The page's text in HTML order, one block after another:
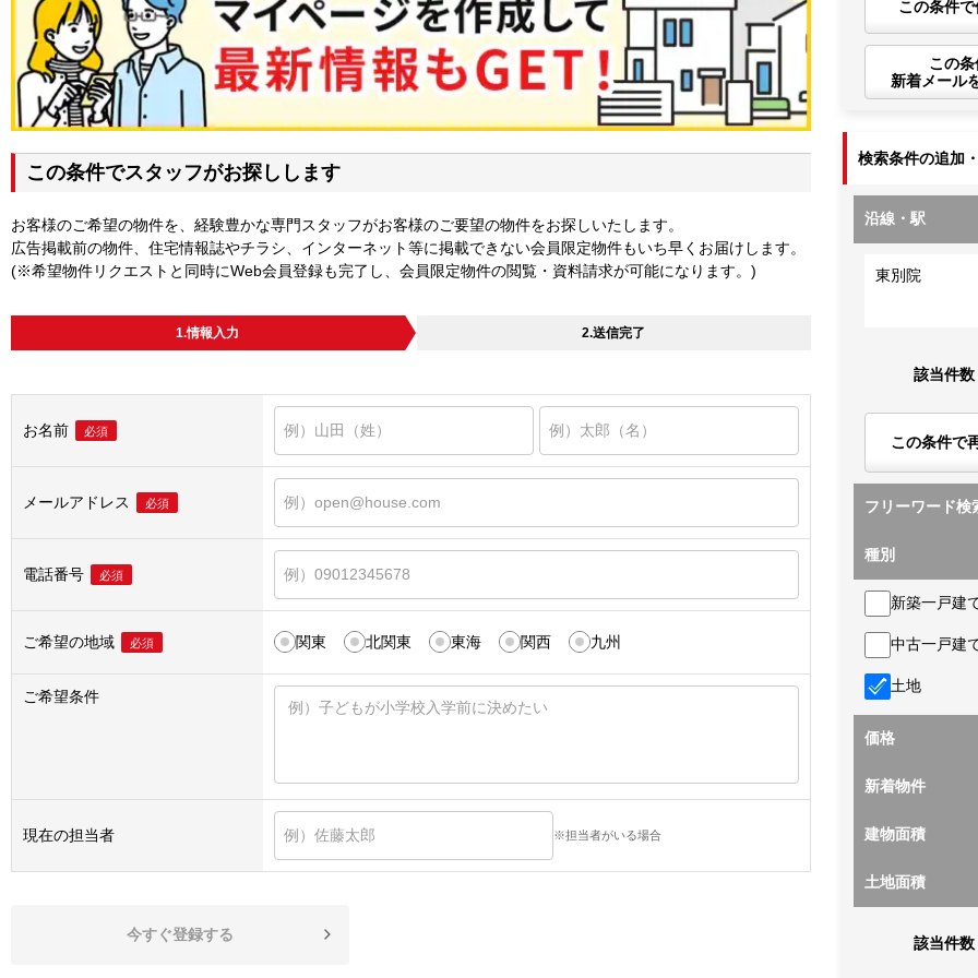
この条件でスタッフがお探しします
お客様のご希望の物件を、経験豊かな専門スタッフがお客様のご要望の物件をお探しいたします。
広告掲載前の物件、住宅情報誌やチラシ、インターネット等に掲載できない会員限定物件もいち早くお届けします。
(※希望物件リクエストと同時にWeb会員登録も完了し、会員限定物件の閲覧・資料請求が可能になります。)
1.情報入力 2.送信完了
お名前 必須
メールアドレス 必須
電話番号 必須
ご希望の地域 必須 関東 北関東 東海 関西 九州
ご希望条件
現在の担当者 ※担当者がいる場合
今すぐ登録する
この条件
この
新着メール
検索条件の追加
沿線・駅
東別院
該当件数
この条件で
フリーワード検
種別
新築一戸建
中古一戸建
土地
価格
新着物件
建物面積
土地面積
該当件数